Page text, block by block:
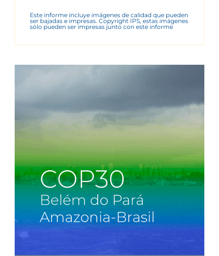
Este informe incluye imágenes de calidad que pueden
ser bajadas e impresas. Copyright IPS, estas imágenes
sólo pueden ser impresas junto con este informe